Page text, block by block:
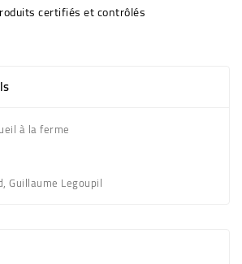
certifiés et contrôlés
à la ferme
Guillaume Legoupil